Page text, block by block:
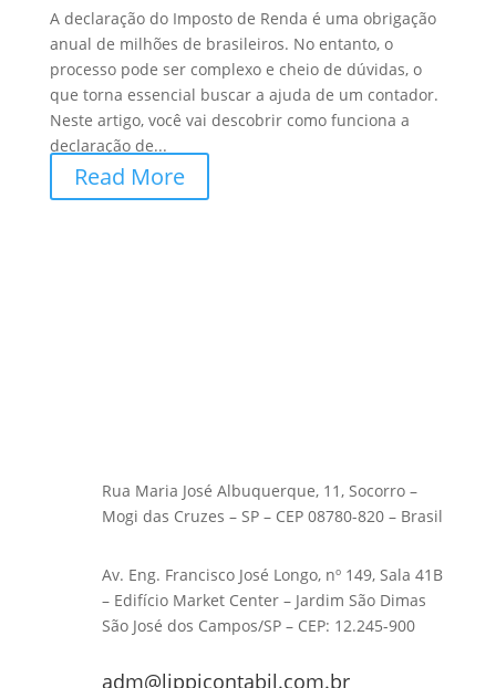
A declaração do Imposto de Renda é uma obrigação
anual de milhões de brasileiros. No entanto, o
processo pode ser complexo e cheio de dúvidas, o
que torna essencial buscar a ajuda de um contador.
Neste artigo, você vai descobrir como funciona a
declaração de...
Read More
Rua Maria José Albuquerque, 11, Socorro –
Mogi das Cruzes – SP – CEP 08780-820 – Brasil
Av. Eng. Francisco José Longo, nº 149, Sala 41B
– Edifício Market Center – Jardim São Dimas
São José dos Campos/SP – CEP: 12.245-900
adm@lippicontabil.com.br